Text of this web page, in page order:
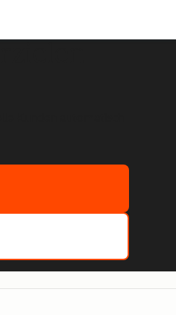
Kunden automatisch